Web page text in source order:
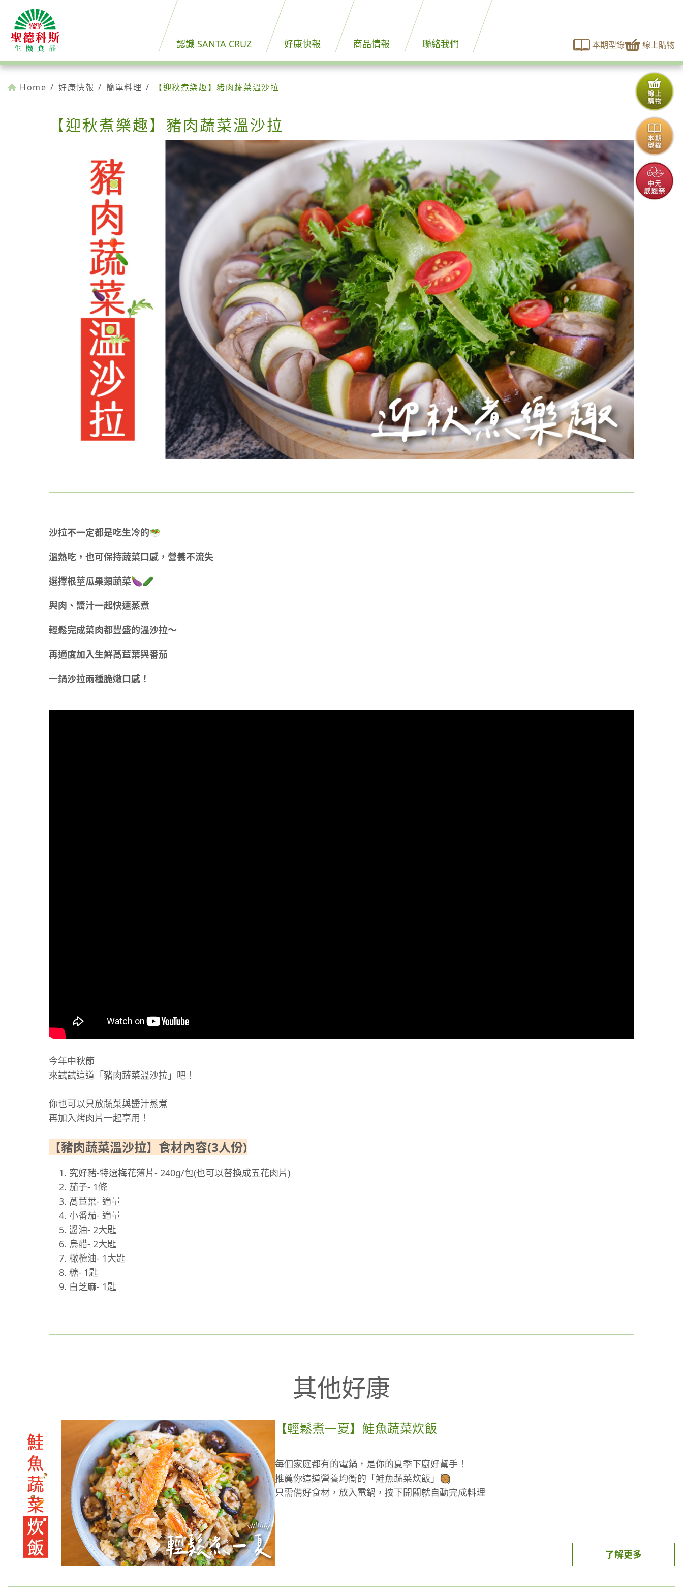
認識 SANTA CRUZ 好康快報 商品情報 聯絡我們 本期型錄 線上購物
Home / 好康快報 / 簡單料理 / 【迎秋煮樂趣】豬肉蔬菜溫沙拉
【迎秋煮樂趣】豬肉蔬菜溫沙拉
沙拉不一定都是吃生冷的🥗
溫熱吃，也可保持蔬菜口感，營養不流失
選擇根莖瓜果類蔬菜🍆🥒
與肉、醬汁一起快速蒸煮
輕鬆完成菜肉都豐盛的溫沙拉～
再適度加入生鮮萵苣葉與番茄
一鍋沙拉兩種脆嫩口感！
今年中秋節
來試試這道「豬肉蔬菜溫沙拉」吧！
你也可以只放蔬菜與醬汁蒸煮
再加入烤肉片一起享用！
【豬肉蔬菜溫沙拉】食材內容(3人份)
究好豬-特選梅花薄片- 240g/包(也可以替換成五花肉片)
茄子- 1條
萵苣葉- 適量
小番茄- 適量
醬油- 2大匙
烏醋- 2大匙
橄欖油- 1大匙
糖- 1匙
白芝麻- 1匙
其他好康
【輕鬆煮一夏】鮭魚蔬菜炊飯
每個家庭都有的電鍋，是你的夏季下廚好幫手！
推薦你這道營養均衡的「鮭魚蔬菜炊飯」🥘
只需備好食材，放入電鍋，按下開關就自動完成料理
讓你省力省時，吃得豐盛健康，一鍋解決全家一餐
了解更多